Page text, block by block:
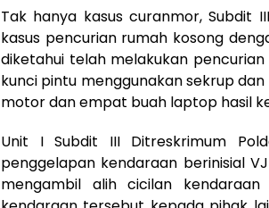
Tak hanya kasus curanmor, Subdit
kasus pencurian rumah kosong
diketahui telah melakukan
kunci pintu menggunakan sekrup
motor dan empat buah laptop hasil
Unit I Subdit III Ditreskrimum
penggelapan kendaraan berinisial
mengambil alih cicilan